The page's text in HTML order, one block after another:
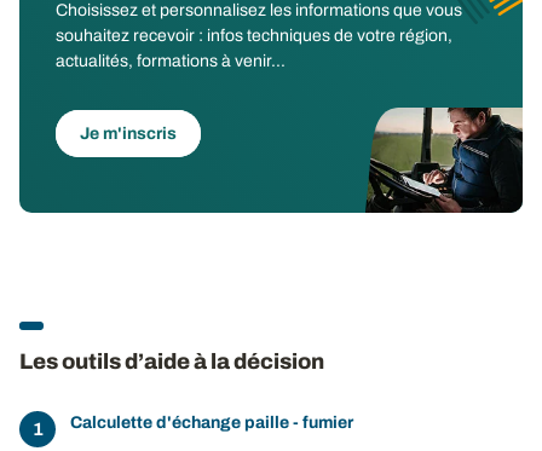
Choisissez et personnalisez les informations que vous
souhaitez recevoir : infos techniques de votre région,
actualités, formations à venir...
Je m'inscris
Les outils d’aide à la décision
Calculette d'échange paille - fumier